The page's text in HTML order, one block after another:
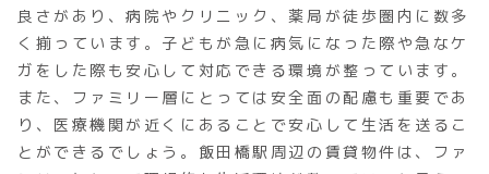
良さがあり、病院やクリニック、薬局が徒歩圏内に数多
く揃っています。子どもが急に病気になった際や急なケ
ガをした際も安心して対応できる環境が整っています。
また、ファミリー層にとっては安全面の配慮も重要であ
り、医療機関が近くにあることで安心して生活を送るこ
とができるでしょう。飯田橋駅周辺の賃貸物件は、ファ